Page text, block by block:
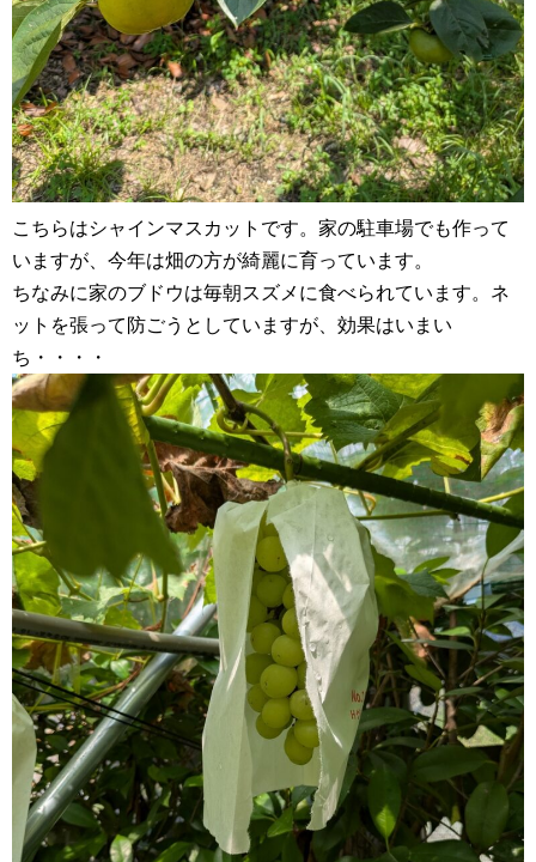
こちらはシャインマスカットです。家の駐車場でも作って
いますが、今年は畑の方が綺麗に育っています。
ちなみに家のブドウは毎朝スズメに食べられています。ネ
ットを張って防ごうとしていますが、効果はいまい
ち・・・・